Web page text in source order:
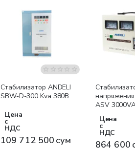
Бесплатная доставка
Стабилизатор ANDELI
SBW-D-300 Kva 380В
Цена
с
НДС
109 712 500 сум
напряжения
ASV
Цена
с
НДС
864 600